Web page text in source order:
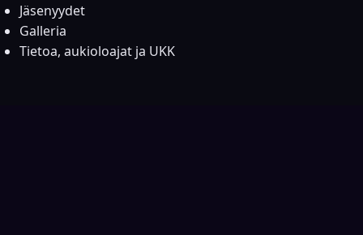
Jäsenyydet
Galleria
Tietoa, aukioloajat ja UKK